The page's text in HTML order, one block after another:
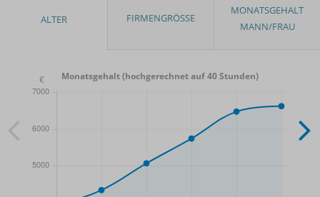
Monatsgehalt (hochgerechnet auf 40 Stunden)